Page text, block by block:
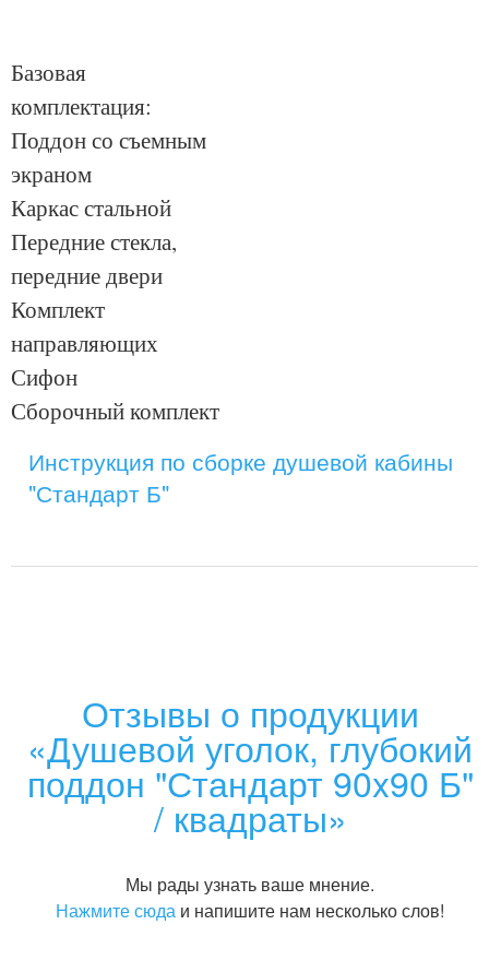
Базовая
комплектация:
Поддон со съемным
экраном
Каркас стальной
Передние стекла,
передние двери
Комплект
направляющих
Сифон
Сборочный комплект
Инструкция по сборке душевой кабины
"Стандарт Б"
Отзывы о продукции
«Душевой уголок, глубокий
поддон "Стандарт 90x90 Б"
/ квадраты»
Мы рады узнать ваше мнение.
Нажмите сюда и напишите нам несколько слов!